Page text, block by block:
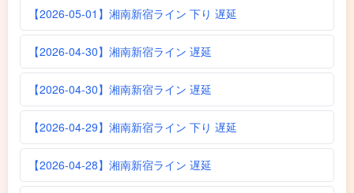
【2026-05-01】湘南新宿ライン 下り 遅延
【2026-04-30】湘南新宿ライン 遅延
【2026-04-30】湘南新宿ライン 遅延
【2026-04-29】湘南新宿ライン 下り 遅延
【2026-04-28】湘南新宿ライン 遅延